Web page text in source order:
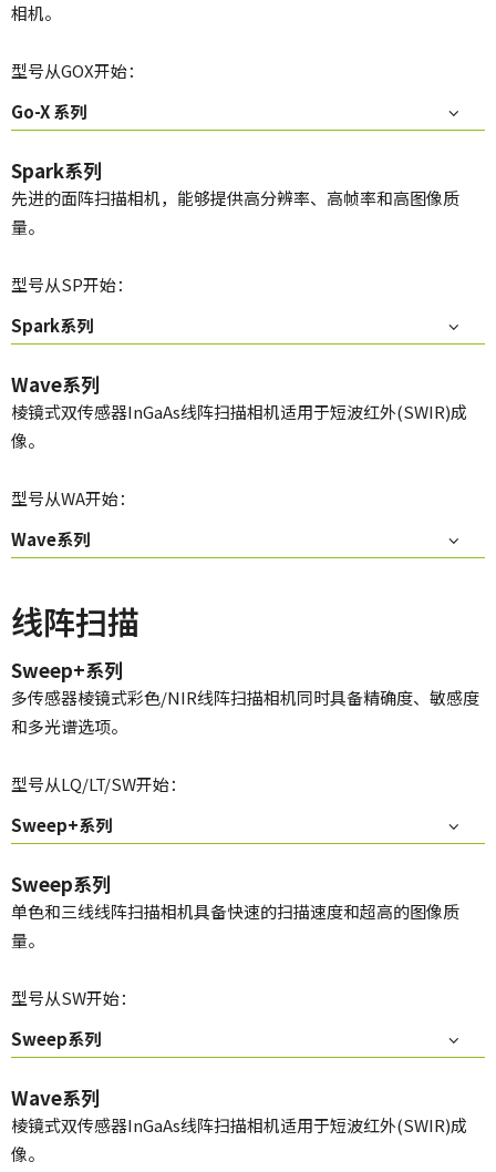
相机。
型号从GOX开始：
Go-X 系列
Spark系列
先进的面阵扫描相机，能够提供高分辨率、高帧率和高图像质
量。
型号从SP开始：
Spark系列
Wave系列
棱镜式双传感器InGaAs线阵扫描相机适用于短波红外(SWIR)成
像。
型号从WA开始：
Wave系列
线阵扫描
Sweep+系列
多传感器棱镜式彩色/NIR线阵扫描相机同时具备精确度、敏感度
和多光谱选项。
型号从LQ/LT/SW开始：
Sweep+系列
Sweep系列
单色和三线线阵扫描相机具备快速的扫描速度和超高的图像质
量。
型号从SW开始：
Sweep系列
Wave系列
棱镜式双传感器InGaAs线阵扫描相机适用于短波红外(SWIR)成
像。